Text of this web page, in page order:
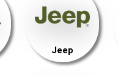
Jeep